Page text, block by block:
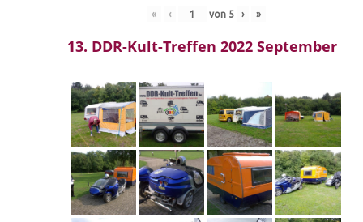
« ‹ von 5 › »
13. DDR-Kult-Treffen 2022 September